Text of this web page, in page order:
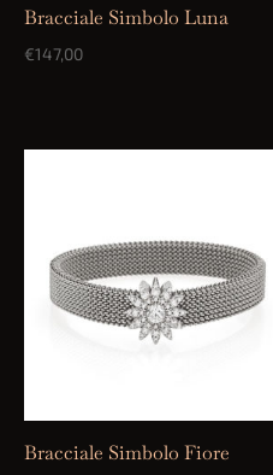
Bracciale Simbolo Luna
€147,00
Bracciale Simbolo Fiore